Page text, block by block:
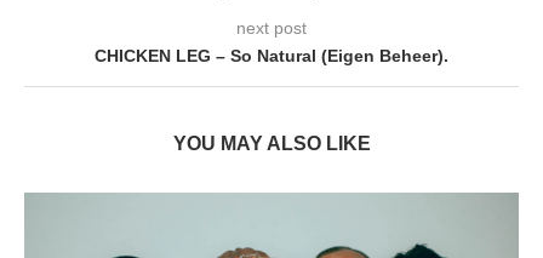
next post
CHICKEN LEG – So Natural (Eigen Beheer).
YOU MAY ALSO LIKE